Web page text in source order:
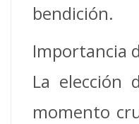
bendición.
Importancia
La elección
momento